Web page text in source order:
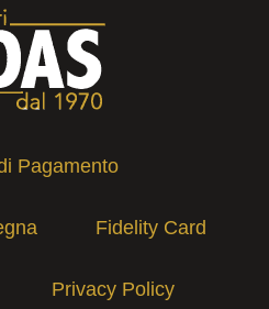
Pagamento
Fidelity Card
Privacy Policy